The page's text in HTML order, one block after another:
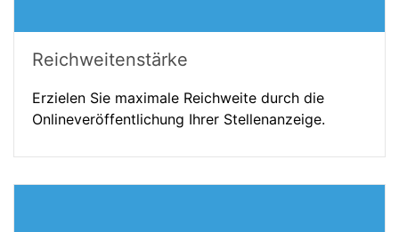
Reichweitenstärke
Erzielen Sie maximale Reichweite durch die
Onlineveröffentlichung Ihrer Stellenanzeige.